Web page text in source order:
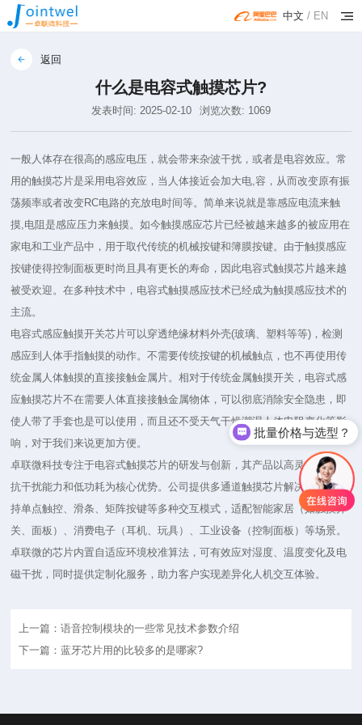
中文 / EN
返回
什么是电容式触摸芯片?
发表时间: 2025-02-10 浏览次数: 1069
一般人体存在很高的感应电压，就会带来杂波干扰，或者是电容效应。常
用的触摸芯片是采用电容效应，当人体接近会加大电,容，从而改变原有振
荡频率或者改变RC电路的充放电时间等。简单来说就是靠感应电流来触
摸,电阻是感应压力来触摸。如今触摸感应芯片已经被越来越多的被应用在
家电和工业产品中，用于取代传统的机械按键和簿膜按键。由于触摸感应
按键使得控制面板更时尚且具有更长的寿命，因此电容式触摸芯片越来越
被受欢迎。在多种技术中，电容式触摸感应技术已经成为触摸感应技术的
主流。
电容式感应触摸开关芯片可以穿透绝缘材料外壳(玻璃、塑料等等)，检测
感应到人体手指触摸的动作。不需要传统按键的机械触点，也不再使用传
统金属人体触摸的直接接触金属片。相对于传统金属触摸开关，电容式感
应触摸芯片不在需要人体直接接触金属物体，可以彻底消除安全隐患，即
使人带了手套也是可以使用，而且还不受天气干燥潮湿人体电阻变化等影
响，对于我们来说更加方便。
卓联微科技专注于电容式触摸芯片的研发与创新，其产品以高灵敏度、强
抗干扰能力和低功耗为核心优势。公司提供多通道触摸芯片解决方案，支
持单点触控、滑条、矩阵按键等多种交互模式，适配智能家居（如触摸开
关、面板）、消费电子（耳机、玩具）、工业设备（控制面板）等场景。
卓联微的芯片内置自适应环境校准算法，可有效应对湿度、温度变化及电
磁干扰，同时提供定制化服务，助力客户实现差异化人机交互体验。
上一篇：语音控制模块的一些常见技术参数介绍
下一篇：蓝牙芯片用的比较多的是哪家?
批量价格与选型？